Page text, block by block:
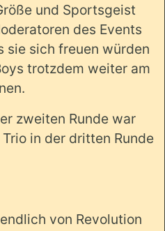
und Sportsgeist
des Events
sie sich freuen würden
trotzdem weiter am
zweiten Runde war
in der dritten Runde
von Revolution